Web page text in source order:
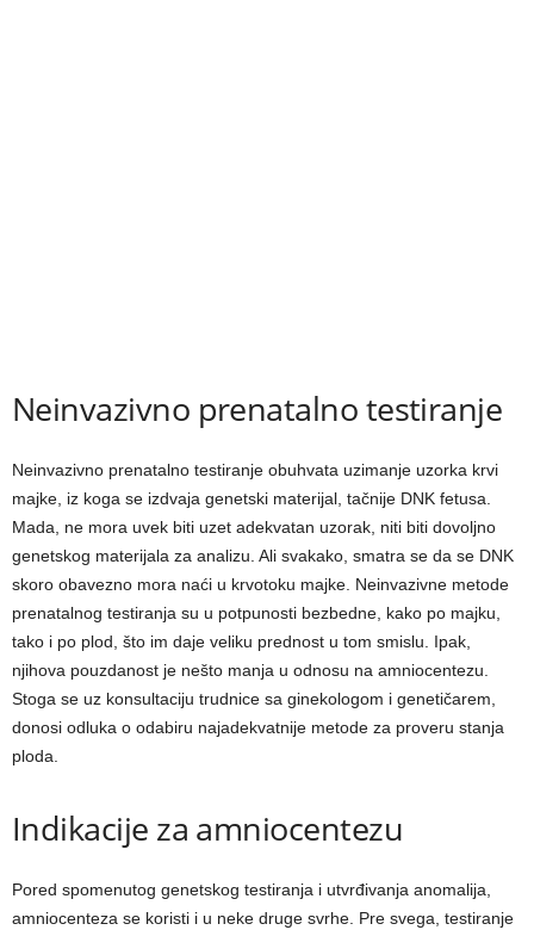
Neinvazivno prenatalno testiranje
Neinvazivno prenatalno testiranje obuhvata uzimanje uzorka krvi
majke, iz koga se izdvaja genetski materijal, tačnije DNK fetusa.
Mada, ne mora uvek biti uzet adekvatan uzorak, niti biti dovoljno
genetskog materijala za analizu. Ali svakako, smatra se da se DNK
skoro obavezno mora naći u krvotoku majke. Neinvazivne metode
prenatalnog testiranja su u potpunosti bezbedne, kako po majku,
tako i po plod, što im daje veliku prednost u tom smislu. Ipak,
njihova pouzdanost je nešto manja u odnosu na amniocentezu.
Stoga se uz konsultaciju trudnice sa ginekologom i genetičarem,
donosi odluka o odabiru najadekvatnije metode za proveru stanja
ploda.
Indikacije za amniocentezu
Pored spomenutog genetskog testiranja i utvrđivanja anomalija,
amniocenteza se koristi i u neke druge svrhe. Pre svega, testiranje